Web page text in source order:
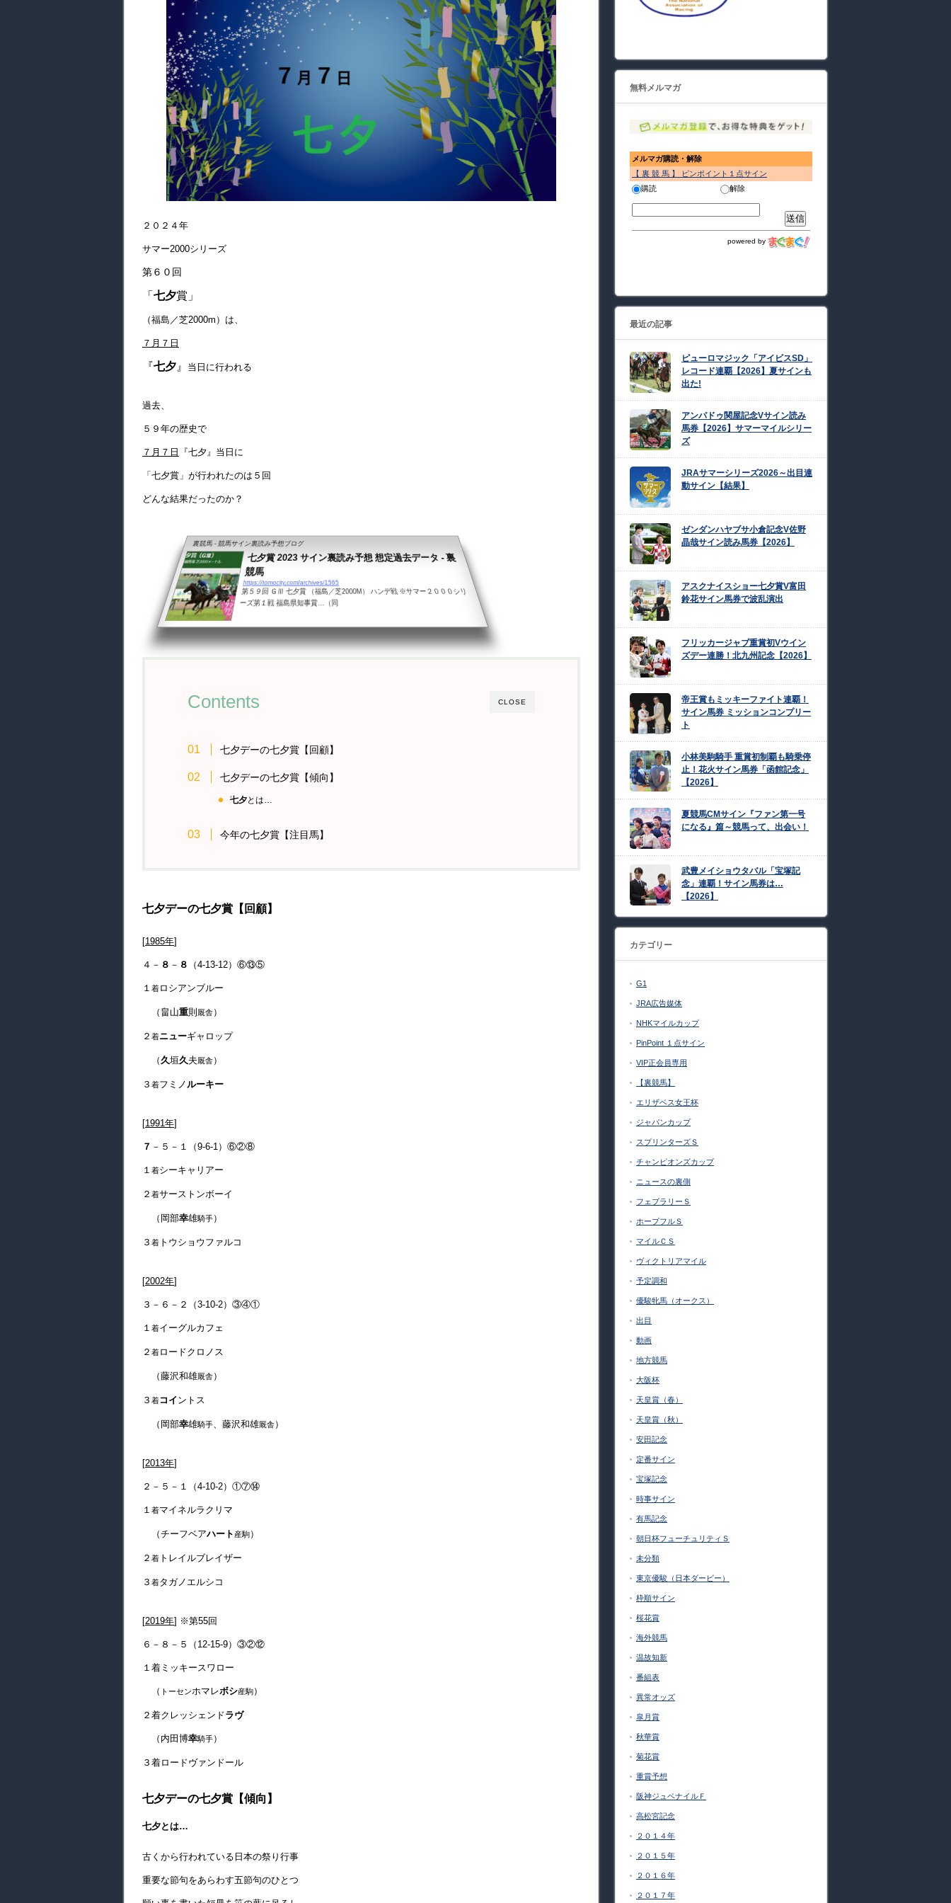
２０２４年
サマー2000シリーズ
第６０回
「 七夕賞」
（福島／芝2000m）は、
７月７日
『七夕 』 当日に行われる
過去、
５９年の歴史で
７月７日 『七夕』当日に
「七夕賞」が行われたのは５回
どんな結果だったのか？
裏競馬 - 競馬サイン裏読み予想ブログ
七夕賞 2023 サイン裏読み予想 想定過去データ - 裏
競馬
https://tomocity.com/archives/1565
第５９回 ＧⅢ 七夕賞 （福島／芝2000M） ハンデ戦 ※サマー２０００シリ
ーズ第１戦 福島県知事賞…（同
CLOSE
Contents
七夕デーの七夕賞【回顧】
七夕デーの七夕賞【傾向】
七夕とは…
今年の七夕賞【注目馬】
七夕デーの七夕賞【回顧】
[1985年]
４－ ８ － ８ （4-13-12）⑥⑬⑤
１ 着ロシアンブルー
（畠山重則 厩舎）
２ 着ニューギャロップ
（久垣久 夫厩舎）
３ 着フミノ ルーキー
[1991年]
７ －５－１（9-6-1）⑥②⑧
１ 着シーキャリアー
２ 着サーストンボーイ
（岡部幸雄騎手）
３ 着 トウショウファルコ
[2002年]
３－６－２（3-10-2）③④①
１ 着イーグルカフェ
２ 着ロードクロノス
（藤沢和雄厩舎）
３ 着コイントス
（岡部幸雄騎手 、藤沢和雄厩舎）
[2013年]
２－５－１（4-10-2）①⑦⑭
１ 着マイネルラクリマ
（チーフベアハート 産駒）
２ 着 トレイルブレイザー
３ 着タガノエルシコ
[2019年] ※第55回
６－８－５（12-15-9）③②⑫
１着ミッキースワロー
（ トーセンホマレボシ産駒）
２着クレッシェンドラヴ
（内田博幸騎手）
３着ロードヴァンドール
七夕デーの七夕賞【傾向】
七夕とは…
古くから行われている日本の祭り行事
重要な節句をあらわす五節句のひとつ
無料メルマガ
メルマガ購読・解除
【 裏 競 馬 】 ピンポイント１点サイン
購読
解除
powered by
最近の記事
ピューロマジック「アイビスSD」
レコード連覇【2026】夏サインも
出た!
アンパドゥ関屋記念Vサイン読み
馬券【2026】サマーマイルシリー
ズ
JRAサマーシリーズ2026～出目連
動サイン【結果】
ゼンダンハヤブサ小倉記念V佐野
晶哉サイン読み馬券【2026】
アスクナイスショー七夕賞V富田
鈴花サイン馬券で波乱演出
フリッカージャブ重賞初Vウイン
ズデー連勝！北九州記念【2026】
帝王賞もミッキーファイト連覇！
サイン馬券 ミッションコンプリー
ト
小林美駒騎手 重賞初制覇も騎乗停
止！花火サイン馬券「函館記念」
【2026】
夏競馬CMサイン『ファン第一号
になる』篇～競馬って、出会い！
武豊メイショウタバル「宝塚記
念」連覇！サイン馬券は…
【2026】
カテゴリー
G1
JRA広告媒体
NHKマイルカップ
PinPoint １点サイン
VIP正会員専用
【裏競馬】
エリザベス女王杯
ジャパンカップ
スプリンターズＳ
チャンピオンズカップ
ニュースの裏側
フェブラリーＳ
ホープフルＳ
マイルＣＳ
ヴィクトリアマイル
予定調和
優駿牝馬（オークス）
出目
動画
地方競馬
大阪杯
天皇賞（春）
天皇賞（秋）
安田記念
定番サイン
宝塚記念
時事サイン
有馬記念
朝日杯フューチュリティＳ
未分類
東京優駿（日本ダービー）
枠順サイン
桜花賞
海外競馬
温故知新
番組表
異常オッズ
皐月賞
秋華賞
菊花賞
重賞予想
阪神ジュベナイルＦ
高松宮記念
２０１４年
２０１５年
２０１６年
２０１７年